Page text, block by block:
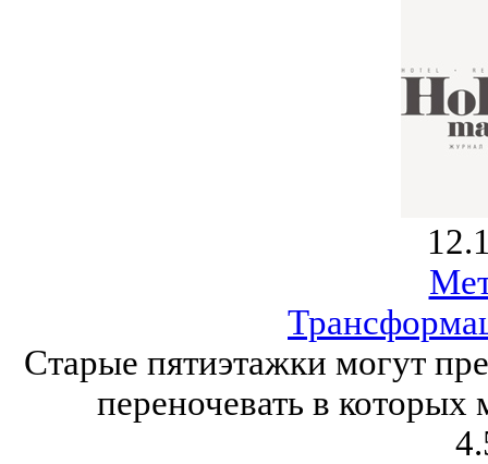
Старые пятиэтажки могут
переночевать в